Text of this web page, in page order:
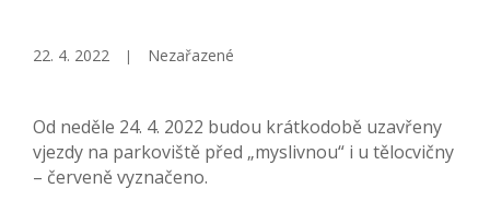
22. 4. 2022 Nezařazené
Od neděle 24. 4. 2022 budou krátkodobě uzavřeny
vjezdy na parkoviště před „myslivnou“ i u tělocvičny
– červeně vyznačeno.